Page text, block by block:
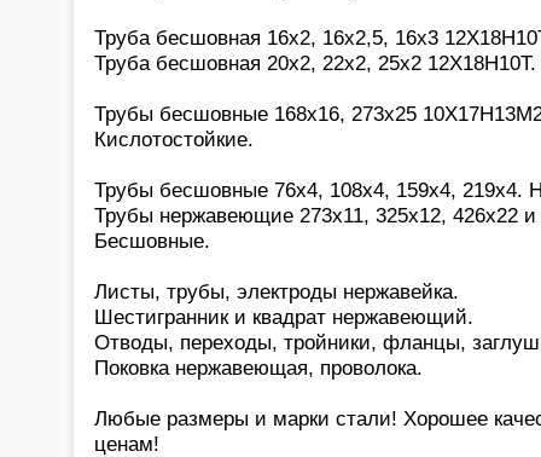
Труба бесшовная 16х2, 16х2,5, 16х3
Труба бесшовная 20х2, 22х2, 25х2 12Х18Н10Т.
Трубы бесшовные 168х16, 273х25
Кислотостойкие.
Трубы бесшовные 76х4, 108х4, 159х4, 219х4.
Трубы нержавеющие 273х11, 325х12, 426х22 и
Бесшовные.
Листы, трубы, электроды нержавейка.
Шестигранник и квадрат нержавеющий.
Отводы, переходы, тройники, фланцы,
Поковка нержавеющая, проволока.
Любые размеры и марки стали! Хорошее
ценам!